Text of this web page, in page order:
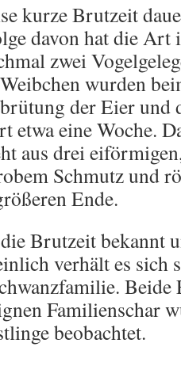
kurze Brutzeit
davon hat die Art
zwei
wurden
der Eier und
etwa eine Woche.
aus drei
Schmutz und
Ende.
Brutzeit bekannt
verhält es sich
Beide
Familienschar
beobachtet.